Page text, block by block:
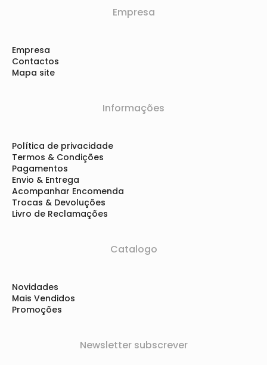
Empresa
Empresa
Contactos
Mapa site
Informações
Política de privacidade
Termos & Condições
Pagamentos
Envio & Entrega
Acompanhar Encomenda
Trocas & Devoluções
Livro de Reclamações
Catalogo
Novidades
Mais Vendidos
Promoções
Newsletter subscrever